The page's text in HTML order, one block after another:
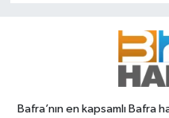
Bafra’nın en kapsamlı Bafra